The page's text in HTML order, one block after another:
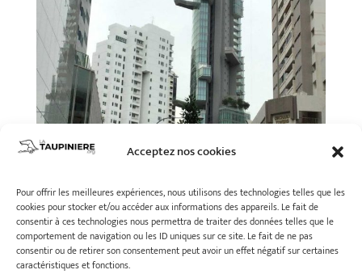
Acceptez nos cookies
Pour offrir les meilleures expériences, nous utilisons des technologies telles que les
cookies pour stocker et/ou accéder aux informations des appareils. Le fait de
consentir à ces technologies nous permettra de traiter des données telles que le
comportement de navigation ou les ID uniques sur ce site. Le fait de ne pas
consentir ou de retirer son consentement peut avoir un effet négatif sur certaines
caractéristiques et fonctions.